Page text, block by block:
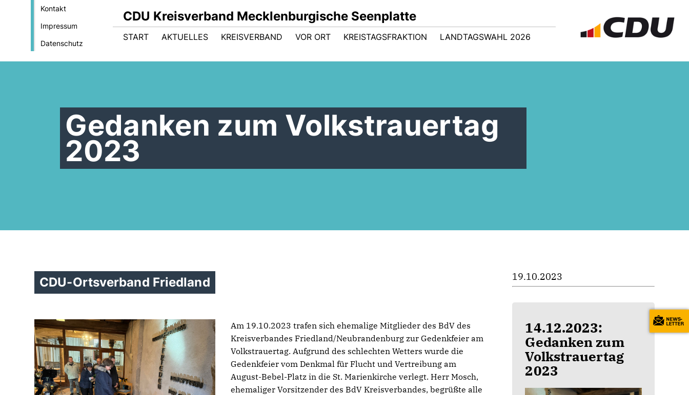
Kontakt
Impressum
Datenschutz
CDU Kreisverband Mecklenburgische Seenplatte
START AKTUELLES KREISVERBAND VOR ORT KREISTAGSFRAKTION LANDTAGSWAHL 2026
Gedanken zum Volkstrauertag
2023
CDU-Ortsverband Friedland
Am 19.10.2023 trafen sich ehemalige Mitglieder des BdV des
Kreisverbandes Friedland/Neubrandenburg zur Gedenkfeier am
Volkstrauertag. Aufgrund des schlechten Wetters wurde die
Gedenkfeier vom Denkmal für Flucht und Vertreibung am
August-Bebel-Platz in die St. Marienkirche verlegt. Herr Mosch,
ehemaliger Vorsitzender des BdV Kreisverbandes, begrüßte alle
19.10.2023
14.12.2023:
Gedanken zum
Volkstrauertag
2023